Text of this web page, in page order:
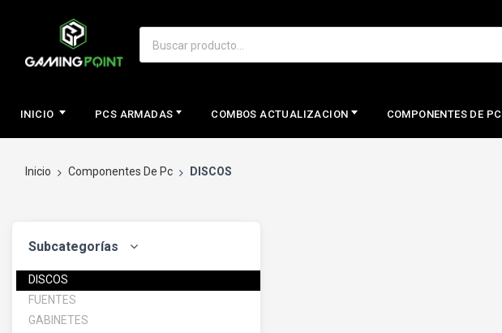
INICIO PCS ARMADAS COMBOS ACTUALIZACION COMPONENTES DE PC
Inicio Componentes De Pc DISCOS
Subcategorías
DISCOS
FUENTES
GABINETES